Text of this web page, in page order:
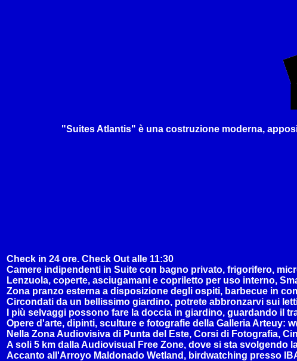
"Suites Atlantis" è una costruzione moderna,
Check in 24 ore. Check Out alle 11:30
Camere indipendenti in Suite con bagno privato, frigorifero,
Lenzuola, coperte, asciugamani e copriletto per uso interno,
Zona pranzo esterna a disposizione degli ospiti, barbecue in
Circondati da un bellissimo giardino, potrete abbronzarvi sui
I più selvaggi possono fare la doccia in giardino, guardando il
Opere d'arte, dipinti, sculture e fotografie della Galleria Arteuy:
Nella Zona Audiovisiva di Punta del Este, Corsi di Fotografia,
A soli 5 km dalla Audiovisual Free Zone, dove si sta svolgendo
Accanto all'Arroyo Maldonado Wetland, birdwatching presso